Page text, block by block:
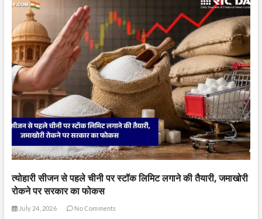
त्योहारी सीजन से पहले चीनी पर स्टॉक लिमिट लगाने की तैयारी, जमाखोरी
रोकने पर सरकार का फोकस
July 24, 2026 No Comments